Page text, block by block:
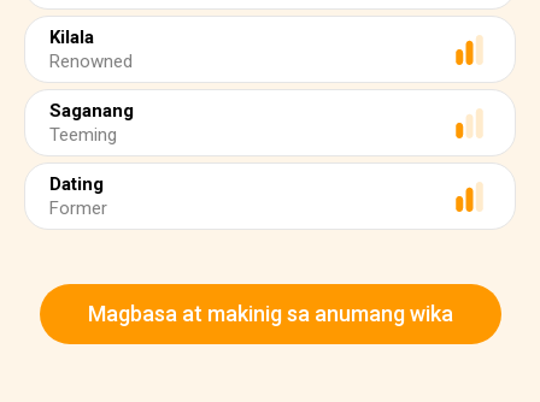
Kilala
Renowned
Saganang
Teeming
Dating
Former
Magbasa at makinig sa anumang wika